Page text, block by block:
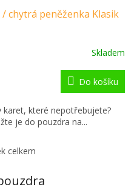
chytrá peněženka Klasik
Skladem
Do košíku
karet, které nepotřebujete?
je do pouzdra na...
O
l
celkem